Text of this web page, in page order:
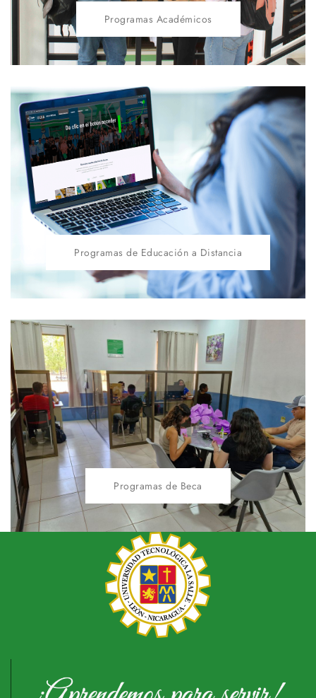
Programas Académicos
Programas de Educación a Distancia
Programas de Beca